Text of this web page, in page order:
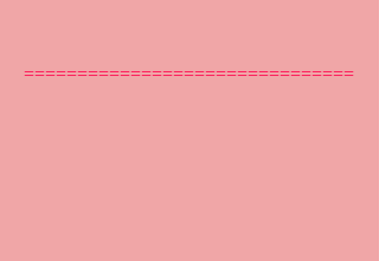
===============================